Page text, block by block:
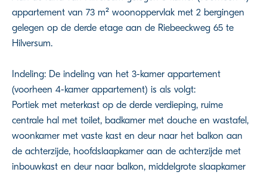
appartement van 73 m² woonoppervlak met 2 bergingen
gelegen op de derde etage aan de Riebeeckweg 65 te
Hilversum.
Indeling: De indeling van het 3-kamer appartement
(voorheen 4-kamer appartement) is als volgt:
Portiek met meterkast op de derde verdieping, ruime
centrale hal met toilet, badkamer met douche en wastafel,
woonkamer met vaste kast en deur naar het balkon aan
de achterzijde, hoofdslaapkamer aan de achterzijde met
inbouwkast en deur naar balkon, middelgrote slaapkamer